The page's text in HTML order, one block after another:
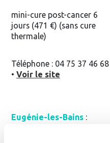
mini-cure post-cancer 6
jours (471 €) (sans cure
thermale)
Téléphone : 04 75 37 46 68
• Voir le site
Eugénie-les-Bains: